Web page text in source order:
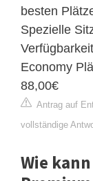
besten
Spezielle
Economy
88,00€
Antrag auf
vollständige
Wie